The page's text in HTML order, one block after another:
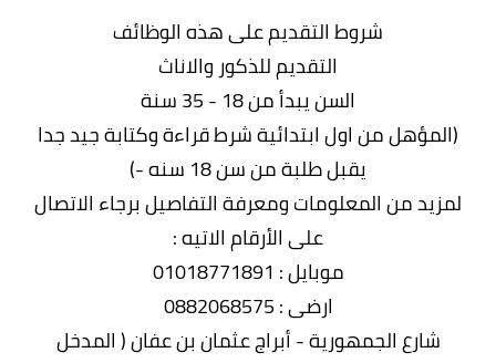
شروط التقديم على هذه الوظائف
التقديم للذكور والاناث
السن يبدأ من 18 - 35 سنة
(المؤهل من اول ابتدائية شرط قراءة وكتابة جيد جدا
يقبل طلبة من سن 18 سنه -)
لمزيد من المعلومات ومعرفة التفاصيل برجاء الاتصال
على الأرقام الاتيه :
موبايل : 01018771891
ارضی : 0882068575
شارع الجمهورية - أبراج عثمان بن عفان ( المدخل